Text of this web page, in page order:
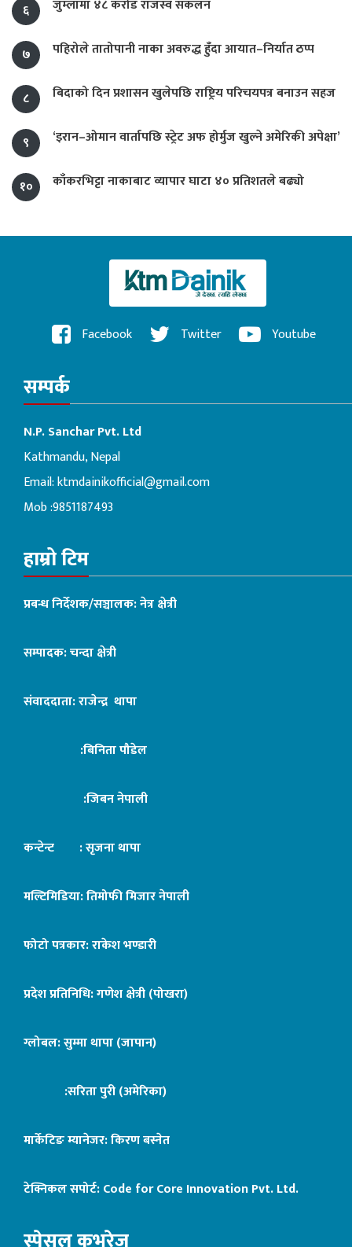
६ जुम्लामा ४८ करोड राजस्व संकलन
७ पहिरोले तातोपानी नाका अवरुद्ध हुँदा आयात–निर्यात ठप्प
८ बिदाको दिन प्रशासन खुलेपछि राष्ट्रिय परिचयपत्र बनाउन सहज
९ ‘इरान–ओमान वार्तापछि स्ट्रेट अफ होर्मुज खुल्ने अमेरिकी अपेक्षा’
१० काँकरभिट्टा नाकाबाट व्यापार घाटा ४० प्रतिशतले बढ्यो
Facebook Twitter Youtube
सम्पर्क
N.P. Sanchar Pvt. Ltd
Kathmandu, Nepal
Email:ktmdainikofficial@gmail.com
Mob :9851187493
हाम्रो टिम
प्रबन्ध निर्देशक/सञ्चालक: नेत्र क्षेत्री
सम्पादक: चन्दा क्षेत्री
संवाददाता: राजेन्द्र थापा
:बिनिता पौडेल
:जिबन नेपाली
कन्टेन्ट : सृजना थापा
मल्टिमिडिया: तिमोफी मिजार नेपाली
फोटो पत्रकार: राकेश भण्डारी
प्रदेश प्रतिनिधि: गणेश क्षेत्री (पोखरा)
ग्लोबल: सुम्मा थापा (जापान)
:सरिता पुरी (अमेरिका)
मार्केटिङ म्यानेजर: किरण बस्नेत
टेक्निकल सपोर्ट:Code for Core Innovation Pvt. Ltd.